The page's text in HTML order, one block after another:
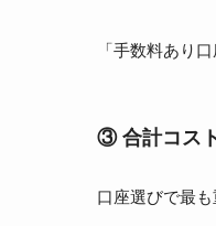
「手数料あり
③ 合計コス
口座選びで最